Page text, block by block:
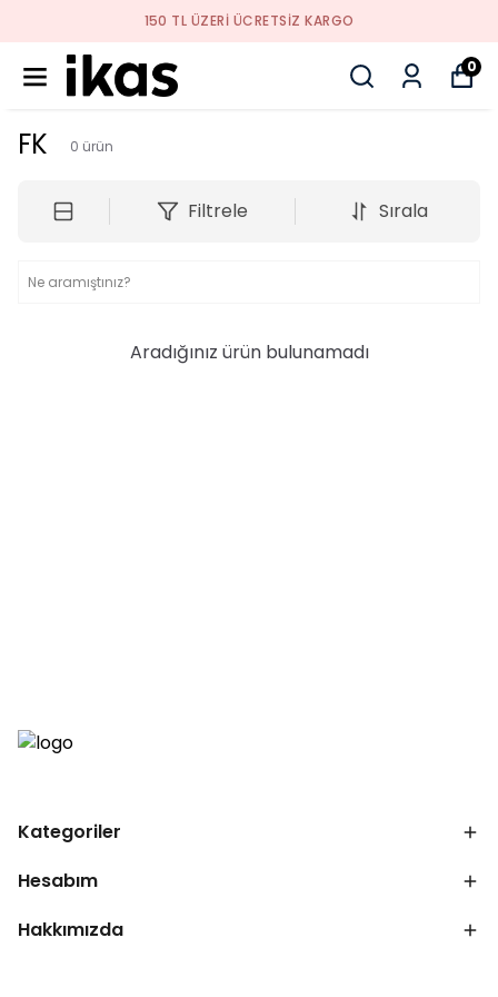
150 TL ÜZERI ÜCRETSIZ KARGO
0
FK 0 ürün
Filtrele Sırala
Aradığınız ürün bulunamadı
Kategoriler
Hesabım
Hakkımızda